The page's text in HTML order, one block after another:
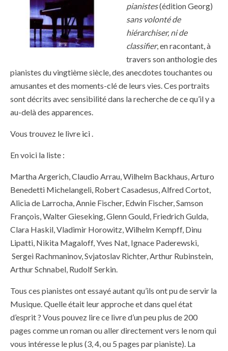
pianistes(édition Georg)
sans volonté de
hiérarchiser, ni de
classifier, en racontant, à
travers son anthologie des
pianistes du vingtième siècle, des anecdotes touchantes ou
amusantes et des moments-clé de leurs vies. Ces portraits
sont décrits avec sensibilité dans la recherche de ce qu’il y a
au-delà des apparences.
Vous trouvez le livre ici .
En voici la liste :
Martha Argerich, Claudio Arrau, Wilhelm Backhaus, Arturo
Benedetti Michelangeli, Robert Casadesus, Alfred Cortot,
Alicia de Larrocha, Annie Fischer, Edwin Fischer, Samson
François, Walter Gieseking, Glenn Gould, Friedrich Gulda,
Clara Haskil, Vladimir Horowitz, Wilhelm Kempff, Dinu
Lipatti, Nikita Magaloff, Yves Nat, Ignace Paderewski,
Sergei Rachmaninov, Svjatoslav Richter, Arthur Rubinstein,
Arthur Schnabel, Rudolf Serkin.
Tous ces pianistes ont essayé autant qu’ils ont pu de servir la
Musique. Quelle était leur approche et dans quel état
d’esprit ? Vous pouvez lire ce livre d’un peu plus de 200
pages comme un roman ou aller directement vers le nom qui
vous intéresse le plus (3, 4, ou 5 pages par pianiste). La